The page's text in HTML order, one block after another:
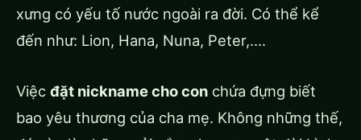
xưng có yếu tố nước ngoài ra đời. Có thể kể
đến như: Lion, Hana, Nuna, Peter,….
Việc đặt nickname cho con chứa đựng biết
bao yêu thương của cha mẹ. Không những thế,